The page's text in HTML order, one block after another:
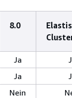
8.0
Ja
Ja
Nein